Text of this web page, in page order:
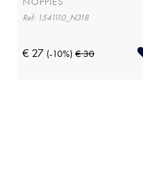
Ref: 1541110_N318
€ 27 (-10%) € 30